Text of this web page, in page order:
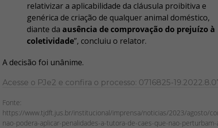
relativizar a aplicabilidade da cláusula proibitiva e
genérica de criação de qualquer animal doméstico,
diante da ausência de comprovação do prejuízo à
coletividade”, concluiu o relator.
A decisão foi unânime.
Acesse o PJe2 e confira o processo: 0716825-
Fonte:
https://www.tjdft.jus.br/institucional/imprensa/noticias/2023/agosto/
nao-podera-aplicar-penalidades-a-tutora-de-caes-que-nao-perturbam-